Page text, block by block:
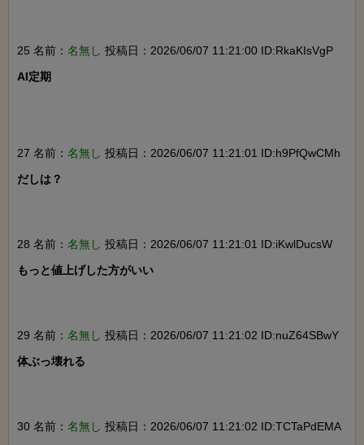
25 名前： 名無し 投稿日：2026/06/07 11:21:00 ID:RkaKIsVgP
AI定期
27 名前： 名無し 投稿日：2026/06/07 11:21:01 ID:h9PfQwCMh
だしは？
28 名前： 名無し 投稿日：2026/06/07 11:21:01 ID:iKwlDucsW
もっと値上げした方がいい
29 名前： 名無し 投稿日：2026/06/07 11:21:02 ID:nuZ64SBwY
体ぶっ壊れる
30 名前： 名無し 投稿日：2026/06/07 11:21:02 ID:TCTaPdEMA